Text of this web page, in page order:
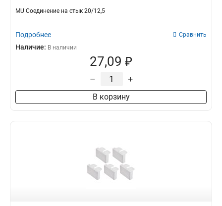
MU Соединение на стык 20/12,5
Подробнее Сравнить
Наличие: В наличии
27,09 ₽
– +
В корзину